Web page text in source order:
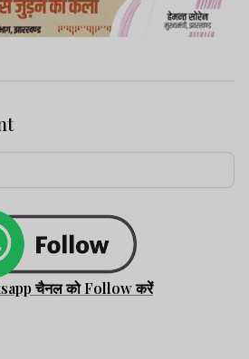
चैनल को Follow करें